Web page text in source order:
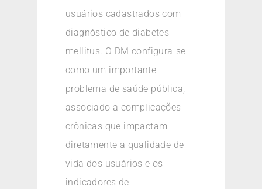
usuários cadastrados com
diagnóstico de diabetes
mellitus. O DM configura-se
como um importante
problema de saúde pública,
associado a complicações
crônicas que impactam
diretamente a qualidade de
vida dos usuários e os
indicadores de